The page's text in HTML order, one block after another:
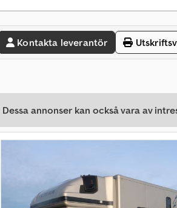
Kontakta leverantör
Dessa annonser kan också vara av